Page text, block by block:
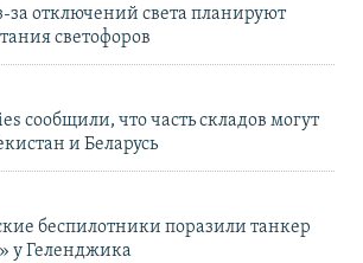
за отключений света планируют
светофоров
сообщили, что часть складов могут
и Беларусь
беспилотники поразили танкер
у Геленджика